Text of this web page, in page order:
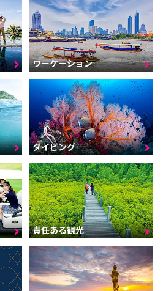
ワーケーション
ダイビング
責任ある観光